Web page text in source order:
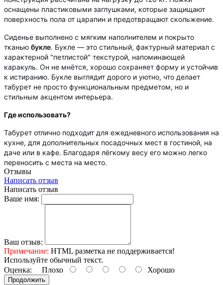
оснащены пластиковыми заглушками, которые защищают
поверхность пола от царапин и предотвращают скольжение.
Сиденье выполнено с мягким наполнителем и покрыто
тканью букле. Букле — это стильный, фактурный материал с
характерной "петлистой" текстурой, напоминающей
каракуль. Он не мнётся, хорошо сохраняет форму и устойчив
к истиранию. Букле выглядит дорого и уютно, что делает
табурет не просто функциональным предметом, но и
стильным акцентом интерьера.
Где использовать?
Табурет отлично подходит для ежедневного использования на
кухне, для дополнительных посадочных мест в гостиной, на
даче или в кафе. Благодаря лёгкому весу его можно легко
переносить с места на место.
Отзывы
Написать отзыв
Написать отзыв
Ваше имя:
Ваш отзыв:
Примечание: HTML разметка не поддерживается!
Используйте обычный текст.
Оценка: Плохо Хорошо
Продолжить